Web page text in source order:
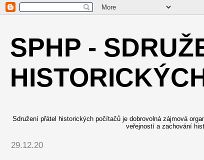
SPHP -
Sdružení přátel historických počítačů je dobrovolná zájmová
veřejností a zachování
29.12.20